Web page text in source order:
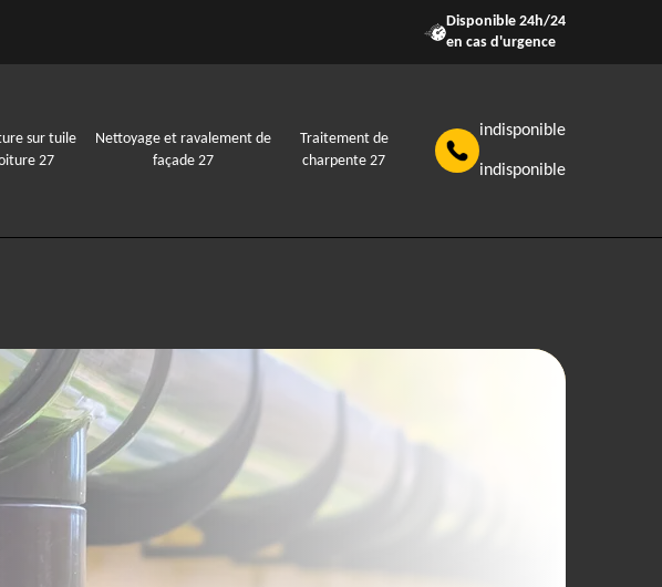
Disponible 24h/24
en cas d'urgence
sur tuile
27
Nettoyage et ravalement de
façade 27
Traitement de
charpente 27
indisponible
indisponible